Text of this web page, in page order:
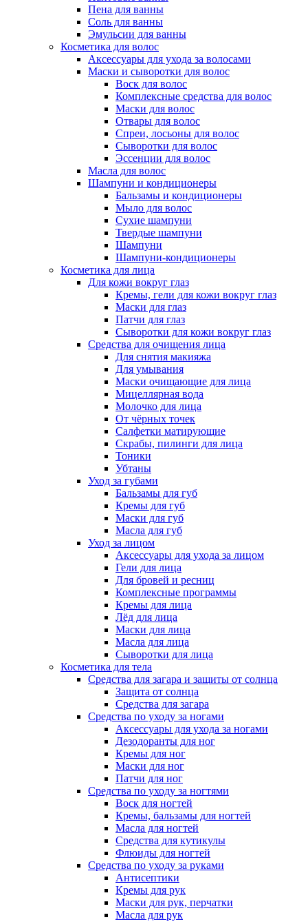
Пена для ванны
Соль для ванны
Эмульсии для ванны
Косметика для волос
Аксессуары для ухода за волосами
Маски и сыворотки для волос
Воск для волос
Комплексные средства для волос
Маски для волос
Отвары для волос
Спреи, лосьоны для волос
Сыворотки для волос
Эссенции для волос
Масла для волос
Шампуни и кондиционеры
Бальзамы и кондиционеры
Мыло для волос
Сухие шампуни
Твердые шампуни
Шампуни
Шампуни-кондиционеры
Косметика для лица
Для кожи вокруг глаз
Кремы, гели для кожи вокруг глаз
Маски для глаз
Патчи для глаз
Сыворотки для кожи вокруг глаз
Средства для очищения лица
Для снятия макияжа
Для умывания
Маски очищающие для лица
Мицеллярная вода
Молочко для лица
От чёрных точек
Салфетки матирующие
Скрабы, пилинги для лица
Тоники
Убтаны
Уход за губами
Бальзамы для губ
Кремы для губ
Маски для губ
Масла для губ
Уход за лицом
Аксессуары для ухода за лицом
Гели для лица
Для бровей и ресниц
Комплексные программы
Кремы для лица
Лёд для лица
Маски для лица
Масла для лица
Сыворотки для лица
Косметика для тела
Средства для загара и защиты от солнца
Защита от солнца
Средства для загара
Средства по уходу за ногами
Аксессуары для ухода за ногами
Дезодоранты для ног
Кремы для ног
Маски для ног
Патчи для ног
Средства по уходу за ногтями
Воск для ногтей
Кремы, бальзамы для ногтей
Масла для ногтей
Средства для кутикулы
Флюиды для ногтей
Средства по уходу за руками
Антисептики
Кремы для рук
Маски для рук, перчатки
Масла для рук